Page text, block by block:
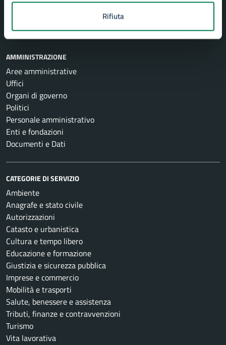
Rifiuta
AMMINISTRAZIONE
Aree amministrative
Uffici
Organi di governo
Politici
Personale amministrativo
Enti e fondazioni
Documenti e Dati
CATEGORIE DI SERVIZIO
Ambiente
Anagrafe e stato civile
Autorizzazioni
Catasto e urbanistica
Cultura e tempo libero
Educazione e formazione
Giustizia e sicurezza pubblica
Imprese e commercio
Mobilità e trasporti
Salute, benessere e assistenza
Tributi, finanze e contravvenzioni
Turismo
Vita lavorativa